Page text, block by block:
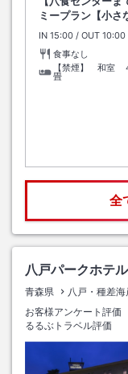
ミープラン【小さ
IN チェックイン
15:00 / OUT チェ
10:00
食事なし
【禁煙】 和室
畳
全
八戸パークホテル
青森県 八戸・種差海
お客様アンケート評価
るるぶトラベル評価